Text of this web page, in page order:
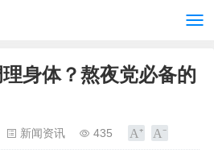
身体？熬夜党必备的
新闻资讯 435